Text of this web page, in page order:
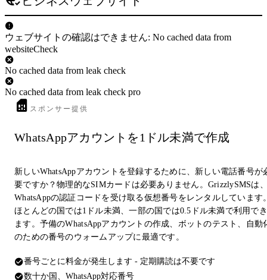
ウェブサイトの確認はできません: No cached data from
websiteCheck
No cached data from leak check
No cached data from leak check pro
スポンサー提供
WhatsAppアカウントを1ドル未満で作成
新しいWhatsAppアカウントを登録するために、新しい電話番号が
要ですか？物理的なSIMカードは必要ありません。GrizzlySMSは
WhatsAppの認証コードを受け取る仮想番号をレンタルしています
ほとんどの国では1ドル未満、一部の国では0.5ドル未満で利用でき
ます。予備のWhatsAppアカウントの作成、ボットのテスト、自動
のための番号のウォームアップに最適です。
番号ごとに料金が発生します - 定期購読は不要です
数十か国、WhatsApp対応番号